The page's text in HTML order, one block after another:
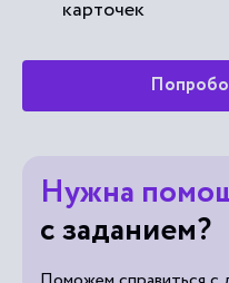
карточек
Нужна
с заданием?